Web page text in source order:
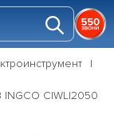
CIWLI2050